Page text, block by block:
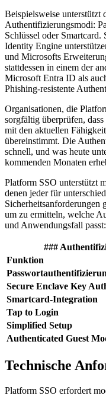
Beispielsweise unterstützt
Authentifizierungsmodi:
Schlüssel oder
Identity Engine
und Microsofts
stattdessen in einem der
Microsoft Entra ID als
Phishing-resistente
Organisationen, die
sorgfältig überprüfen,
mit den aktuellen
übereinstimmt. Die
schnell, und was heute
kommenden Monaten
Platform SSO unterstützt
denen jeder für
Sicherheitsanforderungen
um zu ermitteln, welche
und Anwendungsfall passt:
###
Funktion
Secure Enclave Key
Smartcard-Integration
Tap to Login
Simplified Setup
Authenticated Guest
Technische
Platform SSO erfordert